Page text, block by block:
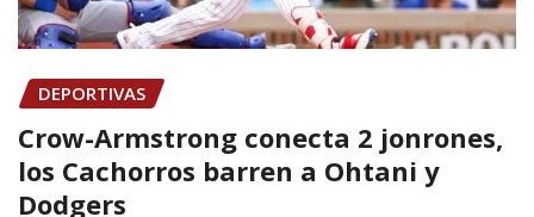
DEPORTIVAS
Crow-Armstrong conecta 2 jonrones,
los Cachorros barren a Ohtani y
Dodgers